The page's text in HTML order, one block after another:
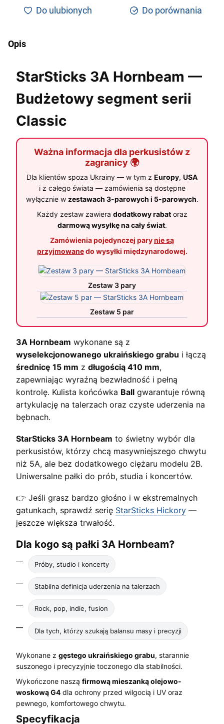
Do ulubionych Do porównania
Opis
StarSticks 3A Hornbeam —
Budżetowy segment serii
Classic
Ważna informacja dla perkusistów z
zagranicy 🌍
Dla klientów spoza Ukrainy — w tym z Europy, USA
i z całego świata — zamówienia są dostępne
wyłącznie w zestawach 3-parowych i 5-parowych.
Każdy zestaw zawiera dodatkowy rabatoraz
darmową wysyłkę na cały świat.
Zamówienia pojedynczej parynie są
przyjmowanedo wysyłki międzynarodowej.
Zestaw 3 pary
Zestaw 5 par
3A Hornbeam wykonane są z
wyselekcjonowanego ukraińskiego grabu i łączą
średnicę 15 mm z długością 410 mm,
zapewniając wyraźną bezwładność i pełną
kontrolę. Kulista końcówka Ball gwarantuje równą
artykulację na talerzach oraz czyste uderzenia na
bębnach.
StarSticks 3A Hornbeam to świetny wybór dla
perkusistów, którzy chcą masywniejszego chwytu
niż 5A, ale bez dodatkowego ciężaru modelu 2B.
Uniwersalne pałki do prób, studia i koncertów.
👉 Jeśli grasz bardzo głośno i w ekstremalnych
gatunkach, sprawdź serię StarSticks Hickory —
jeszcze większa trwałość.
Dla kogo są pałki 3A Hornbeam?
Próby, studio i koncerty
Stabilna definicja uderzenia na talerzach
Rock, pop, indie, fusion
Dla tych, którzy szukają balansu masy i precyzji
Wykonane z gęstego ukraińskiego grabu, starannie
suszonego i precyzyjnie toczonego dla stabilności.
Wykończone naszą firmową mieszanką olejowo-
woskową G4 dla ochrony przed wilgocią i UV oraz
pewnego, komfortowego chwytu.
Specyfikacja